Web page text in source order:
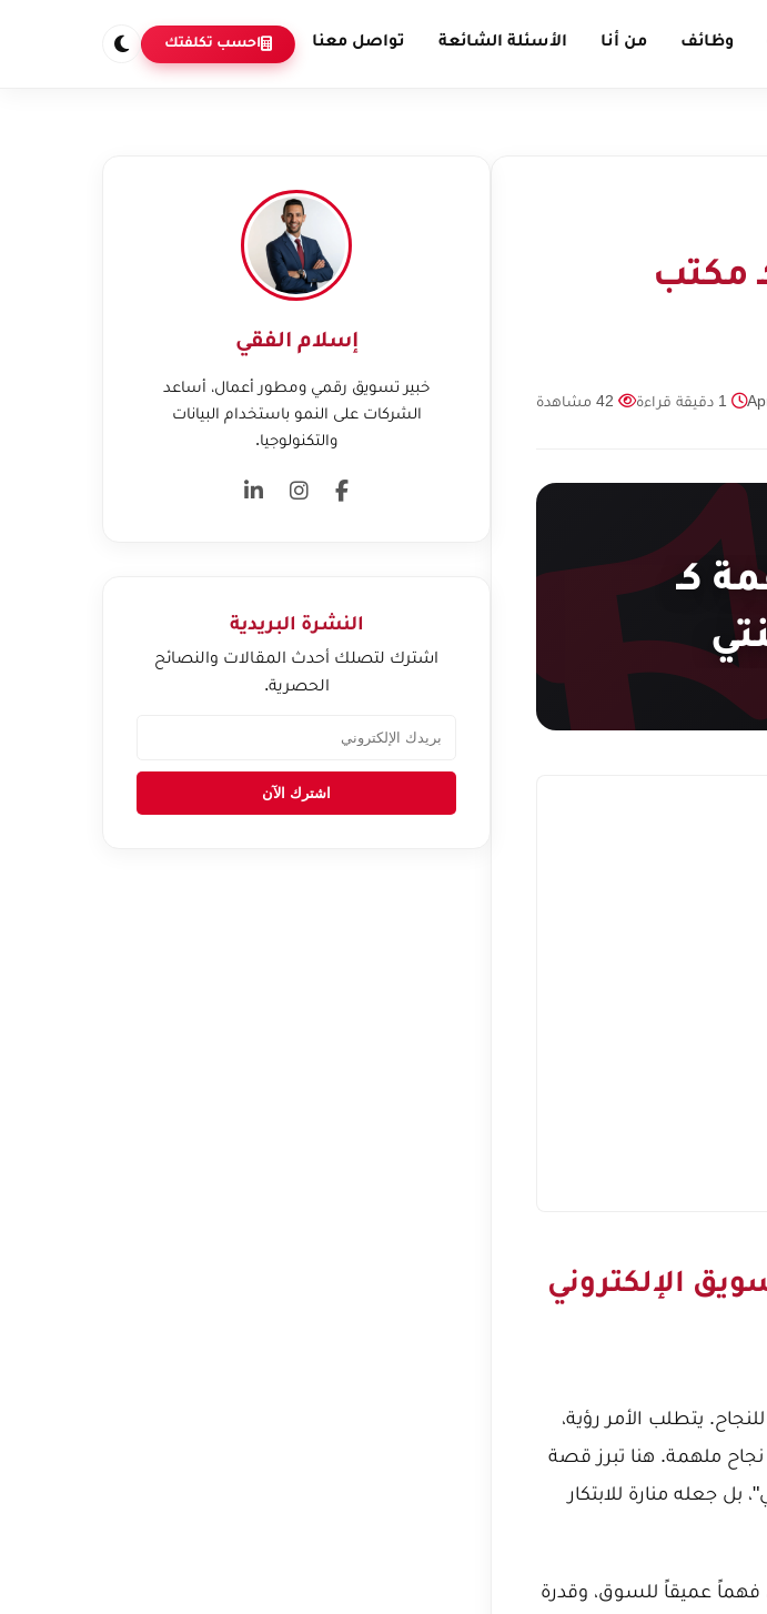
وظائف من أنا الأسئلة الشائعة تواصل معنا احسب تكلفتك
مكتب
كـ
الإلكتروني
يتطلب الأمر رؤية،
ملهمة. هنا تبرز قصة
جعله منارة للابتكار
فهماً عميقاً للسوق، وقدرة
إسلام الفقي
خبير تسويق رقمي ومطور أعمال، أساعد
الشركات على النمو باستخدام البيانات
والتكنولوجيا.
النشرة البريدية
اشترك لتصلك أحدث المقالات والنصائح
الحصرية.
اشترك الآن